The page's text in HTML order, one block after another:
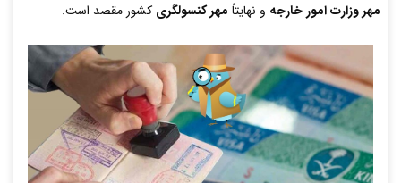
مهر وزارت امور خارجه و نهایتاً مهر کنسولگری کشور مقصد است.